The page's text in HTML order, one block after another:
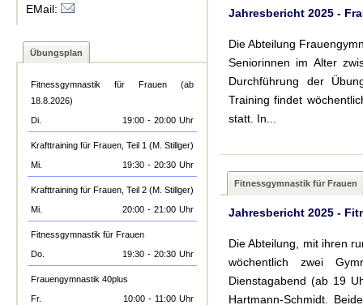
EMail:
Übungsplan
Fitnessgymnastik für Frauen (ab
18.8.2026)
Di.
19:00 - 20:00 Uhr
Krafttraining für Frauen, Teil 1 (M. Stillger)
Mi.
19:30 - 20:30 Uhr
Krafttraining für Frauen, Teil 2 (M. Stillger)
Mi.
20:00 - 21:00 Uhr
Fitnessgymnastik für Frauen
Do.
19:30 - 20:30 Uhr
Frauengymnastik 40plus
Fr.
10:00 - 11:00 Uhr
Jahresbericht 2025 -
Die Abteilung
Seniorinnen im Alter
Durchführung der
Training findet
statt. In...
Fitnessgymnastik für Frauen
Jahresbericht 2025 -
Die Abteilung, mit ihren
wöchentlich zwei
Dienstagabend (ab 19
Hartmann-Schmidt.